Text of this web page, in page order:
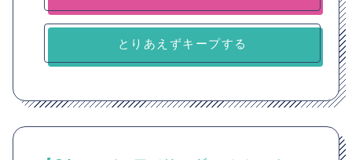
とりあえずキープする